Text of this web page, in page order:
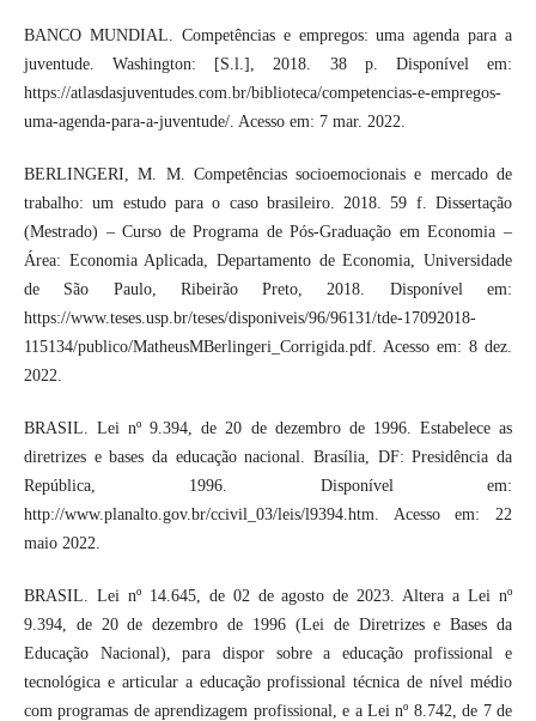
BANCO MUNDIAL. Competências e empregos: uma agenda para a
juventude. Washington: [S.l.], 2018. 38 p. Disponível em:
https://atlasdasjuventudes.com.br/biblioteca/competencias-e-empregos-
uma-agenda-para-a-juventude/. Acesso em: 7 mar. 2022.
BERLINGERI, M. M. Competências socioemocionais e mercado de
trabalho: um estudo para o caso brasileiro. 2018. 59 f. Dissertação
(Mestrado) – Curso de Programa de Pós-Graduação em Economia –
Área: Economia Aplicada, Departamento de Economia, Universidade
de São Paulo, Ribeirão Preto, 2018. Disponível em:
https://www.teses.usp.br/teses/disponiveis/96/96131/tde-17092018-
115134/publico/MatheusMBerlingeri_Corrigida.pdf. Acesso em: 8 dez.
2022.
BRASIL. Lei nº 9.394, de 20 de dezembro de 1996. Estabelece as
diretrizes e bases da educação nacional. Brasília, DF: Presidência da
República, 1996. Disponível em:
http://www.planalto.gov.br/ccivil_03/leis/l9394.htm. Acesso em: 22
maio 2022.
BRASIL. Lei nº 14.645, de 02 de agosto de 2023. Altera a Lei nº
9.394, de 20 de dezembro de 1996 (Lei de Diretrizes e Bases da
Educação Nacional), para dispor sobre a educação profissional e
tecnológica e articular a educação profissional técnica de nível médio
com programas de aprendizagem profissional, e a Lei nº 8.742, de 7 de